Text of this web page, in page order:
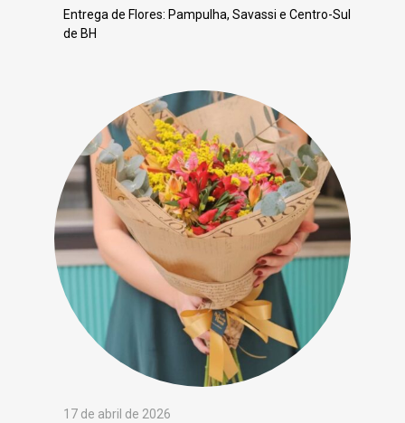
Entrega de Flores: Pampulha, Savassi e Centro-Sul
de BH
17 de abril de 2026